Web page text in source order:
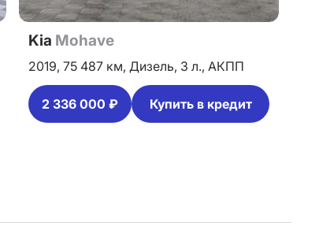
Kia Mohave
2019, 75 487 км, Дизель, 3 л., АКПП
2 336 000 ₽ Купить в кредит